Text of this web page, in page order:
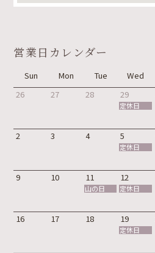
営業日カレンダー
Sun Mon Tue Wed
26
27 28 29
定休日
2 3 4 5
定休日
9 10 11
山の日
12
定休日
16 17 18 19
定休日